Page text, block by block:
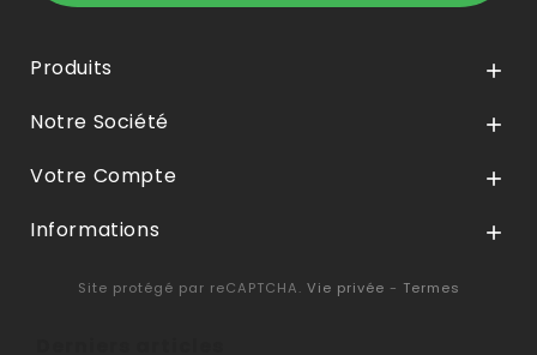
Produits 
Notre Société 
Votre Compte 
Informations 
Site protégé par reCAPTCHA. Vie privée - Termes